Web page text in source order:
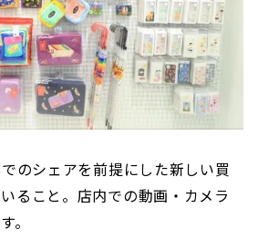
のシェアを前提にした新しい買
ること。店内での動画・カメラ
。